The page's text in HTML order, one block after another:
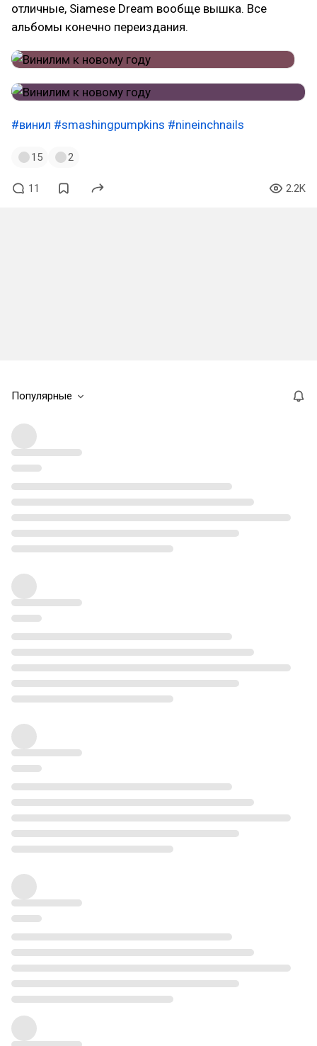
отличные, Siamese Dream вообще вышка. Все
альбомы конечно переиздания.
#винил #smashingpumpkins #nineinchnails
15 2
11 2.2K
Популярные